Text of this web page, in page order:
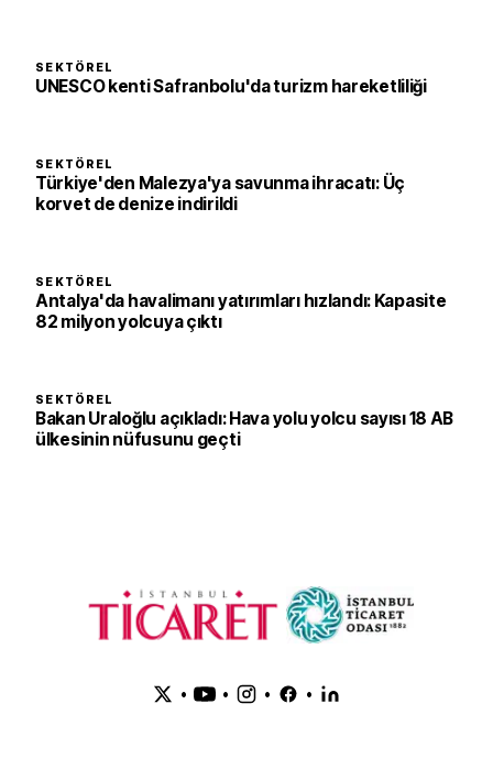
SEKTÖREL
UNESCO kenti Safranbolu'da turizm hareketliliği
SEKTÖREL
Türkiye'den Malezya'ya savunma ihracatı: Üç
korvet de denize indirildi
SEKTÖREL
Antalya'da havalimanı yatırımları hızlandı: Kapasite
82 milyon yolcuya çıktı
SEKTÖREL
Bakan Uraloğlu açıkladı: Hava yolu yolcu sayısı 18 AB
ülkesinin nüfusunu geçti
• • • •